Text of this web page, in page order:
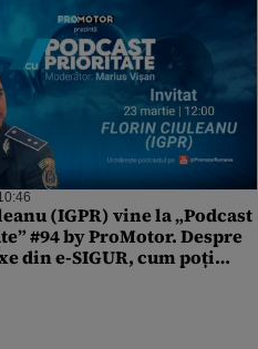
(IGPR) vine la „Podcast
#94 by ProMotor. Despre
din e-SIGUR, cum poți